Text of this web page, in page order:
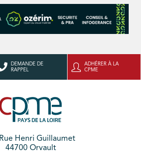
DEMANDE DE
RAPPEL
ADHÉRER À LA
CPME
Henri Guillaumet
44700 Orvault